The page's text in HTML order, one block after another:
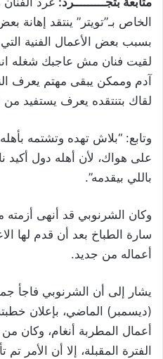
الخاص بـ”تويتر” ينتقد إهانة
بسبب بعض الأعمال الفنية التي
لقيت فنان مش عاجبك شغله
آدم وممكن يبقى مهتم يعرف
لقاك بتنتقده يعرف يستفيد من
وتابع: “بلاش تهده وتشتمه
على هواك، لأن أهله دول
باللي بيقدمه”.
وكان الشرنوبي قد أنهى أزمته
سارة الطباخ بعد أن قدم لها
أعماله من جديد.
يشار إلى أن الشرنوبي فاجأ
(ديسمبر) الماضي، بإعلان
أعمال المطربة أنغام، وكان
الفترة المقبلة، إلا أن الأمر